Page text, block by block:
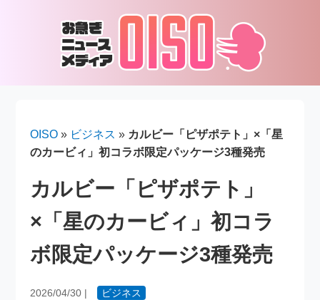
OISO » ビジネス » カルビー「ピザポテト」×「星
のカービィ」初コラボ限定パッケージ3種発売
カルビー「ピザポテト」
×「星のカービィ」初コラ
ボ限定パッケージ3種発売
2026/04/30 | ビジネス